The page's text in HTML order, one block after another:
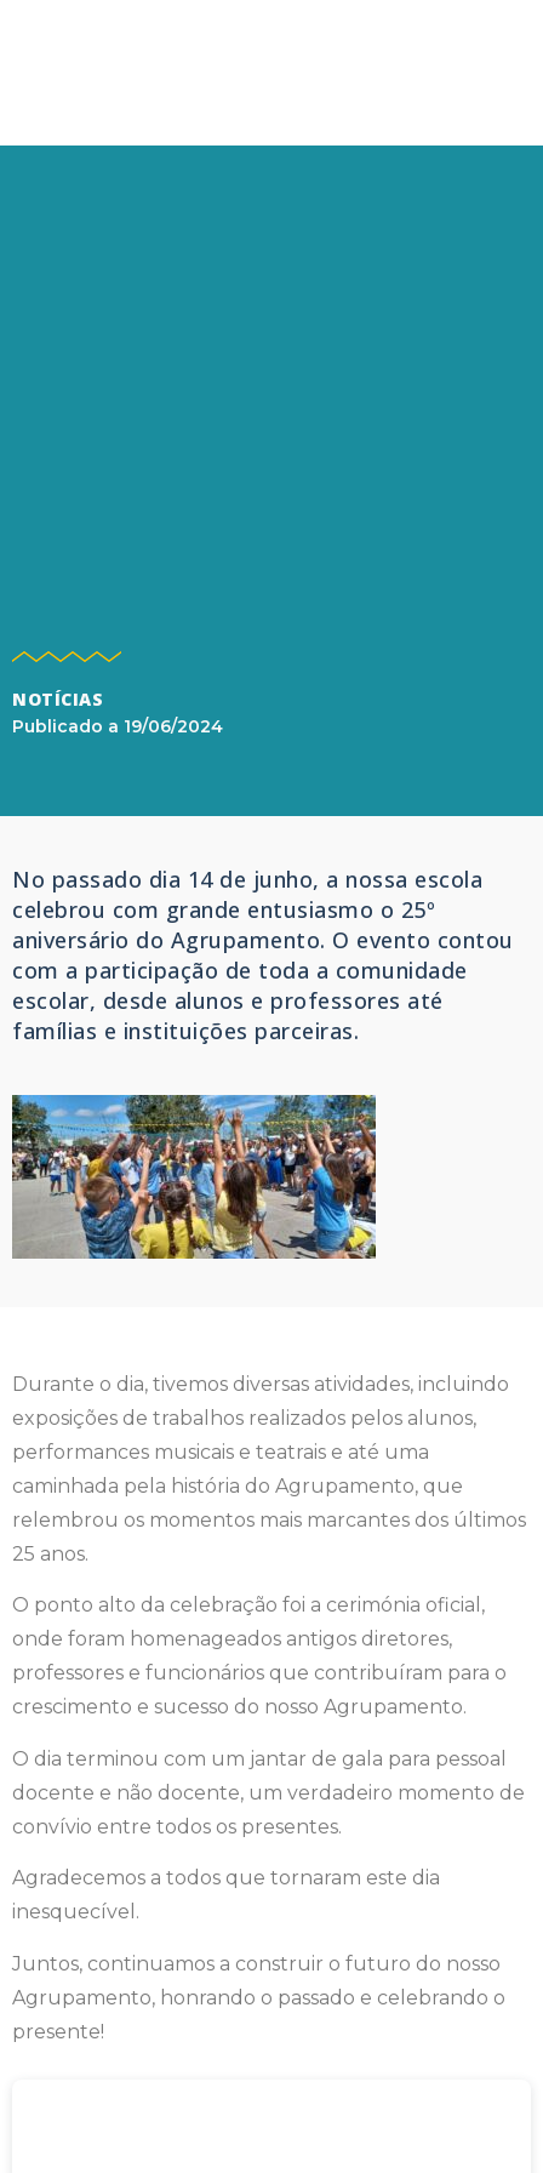
NOTÍCIAS
Publicado a 19/06/2024
No passado dia 14 de junho, a nossa escola
celebrou com grande entusiasmo o 25º
aniversário do Agrupamento. O evento contou
com a participação de toda a comunidade
escolar, desde alunos e professores até
famílias e instituições parceiras.
Durante o dia, tivemos diversas atividades, incluindo
exposições de trabalhos realizados pelos alunos,
performances musicais e teatrais e até uma
caminhada pela história do Agrupamento, que
relembrou os momentos mais marcantes dos últimos
25 anos.
O ponto alto da celebração foi a cerimónia oficial,
onde foram homenageados antigos diretores,
professores e funcionários que contribuíram para o
crescimento e sucesso do nosso Agrupamento.
O dia terminou com um jantar de gala para pessoal
docente e não docente, um verdadeiro momento de
convívio entre todos os presentes.
Agradecemos a todos que tornaram este dia
inesquecível.
Juntos, continuamos a construir o futuro do nosso
Agrupamento, honrando o passado e celebrando o
presente!